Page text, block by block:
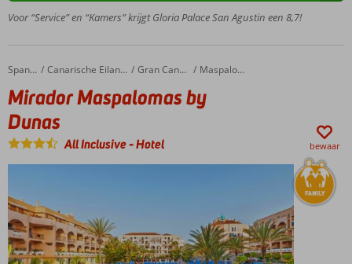
juniorsuites
met
zeezicht
Thalassotherapie
Chill out
met
zwembad,
all good
Voor “Service” en “Kamers” krijgt Gloria Palace San Agustin een 8,7!
Home Spanje Canarische Eilanden Gran Canaria Maspalomas
Mirador Maspalomas by Dunas
Mirador Maspalomas by
Dunas
All Inclusive-Hotel bewaar